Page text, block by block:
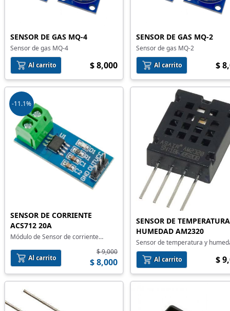
SENSOR DE GAS MQ-4
Sensor de gas MQ-4
Al carrito
$ 8,000
SENSOR DE GAS MQ-2
Sensor de gas MQ-2
Al carrito
$
-11.1%
SENSOR DE CORRIENTE
ACS712 20A
Módulo de Sensor de corriente
Al carrito
$ 9,000
$ 8,000
SENSOR DE
HUMEDAD AM2320
Sensor de temperatura y
AM2320
Al carrito
$